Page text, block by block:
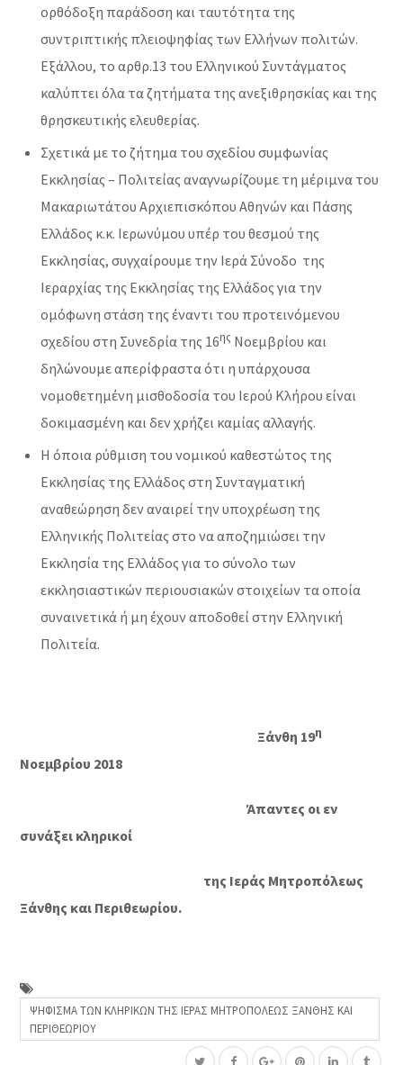
ορθόδοξη παράδοση και ταυτότητα της
συντριπτικής πλειοψηφίας των Ελλήνων πολιτών.
Εξάλλου, το αρθρ.13 του Ελληνικού Συντάγματος
καλύπτει όλα τα ζητήματα της ανεξιθρησκίας και της
θρησκευτικής ελευθερίας.
Σχετικά με το ζήτημα του σχεδίου συμφωνίας
Εκκλησίας – Πολιτείας αναγνωρίζουμε τη μέριμνα του
Μακαριωτάτου Αρχιεπισκόπου Αθηνών και Πάσης
Ελλάδος κ.κ. Ιερωνύμου υπέρ του θεσμού της
Εκκλησίας, συγχαίρουμε την Ιερά Σύνοδο της
Ιεραρχίας της Εκκλησίας της Ελλάδος για την
ομόφωνη στάση της έναντι του προτεινόμενου
σχεδίου στη Συνεδρία της 16ης Νοεμβρίου και
δηλώνουμε απερίφραστα ότι η υπάρχουσα
νομοθετημένη μισθοδοσία του Ιερού Κλήρου είναι
δοκιμασμένη και δεν χρήζει καμίας αλλαγής.
Η όποια ρύθμιση του νομικού καθεστώτος της
Εκκλησίας της Ελλάδος στη Συνταγματική
αναθεώρηση δεν αναιρεί την υποχρέωση της
Ελληνικής Πολιτείας στο να αποζημιώσει την
Εκκλησία της Ελλάδος για το σύνολο των
εκκλησιαστικών περιουσιακών στοιχείων τα οποία
συναινετικά ή μη έχουν αποδοθεί στην Ελληνική
Πολιτεία.
Ξάνθη 19η
Νοεμβρίου 2018
Άπαντες οι εν
συνάξει κληρικοί
της Ιεράς Μητροπόλεως
Ξάνθης και Περιθεωρίου.
ΨΗΦΙΣΜΑ ΤΩΝ ΚΛΗΡΙΚΩΝ ΤΗΣ ΙΕΡΑΣ ΜΗΤΡΟΠΟΛΕΩΣ ΞΑΝΘΗΣ ΚΑΙ
ΠΕΡΙΘΕΩΡΙΟΥ